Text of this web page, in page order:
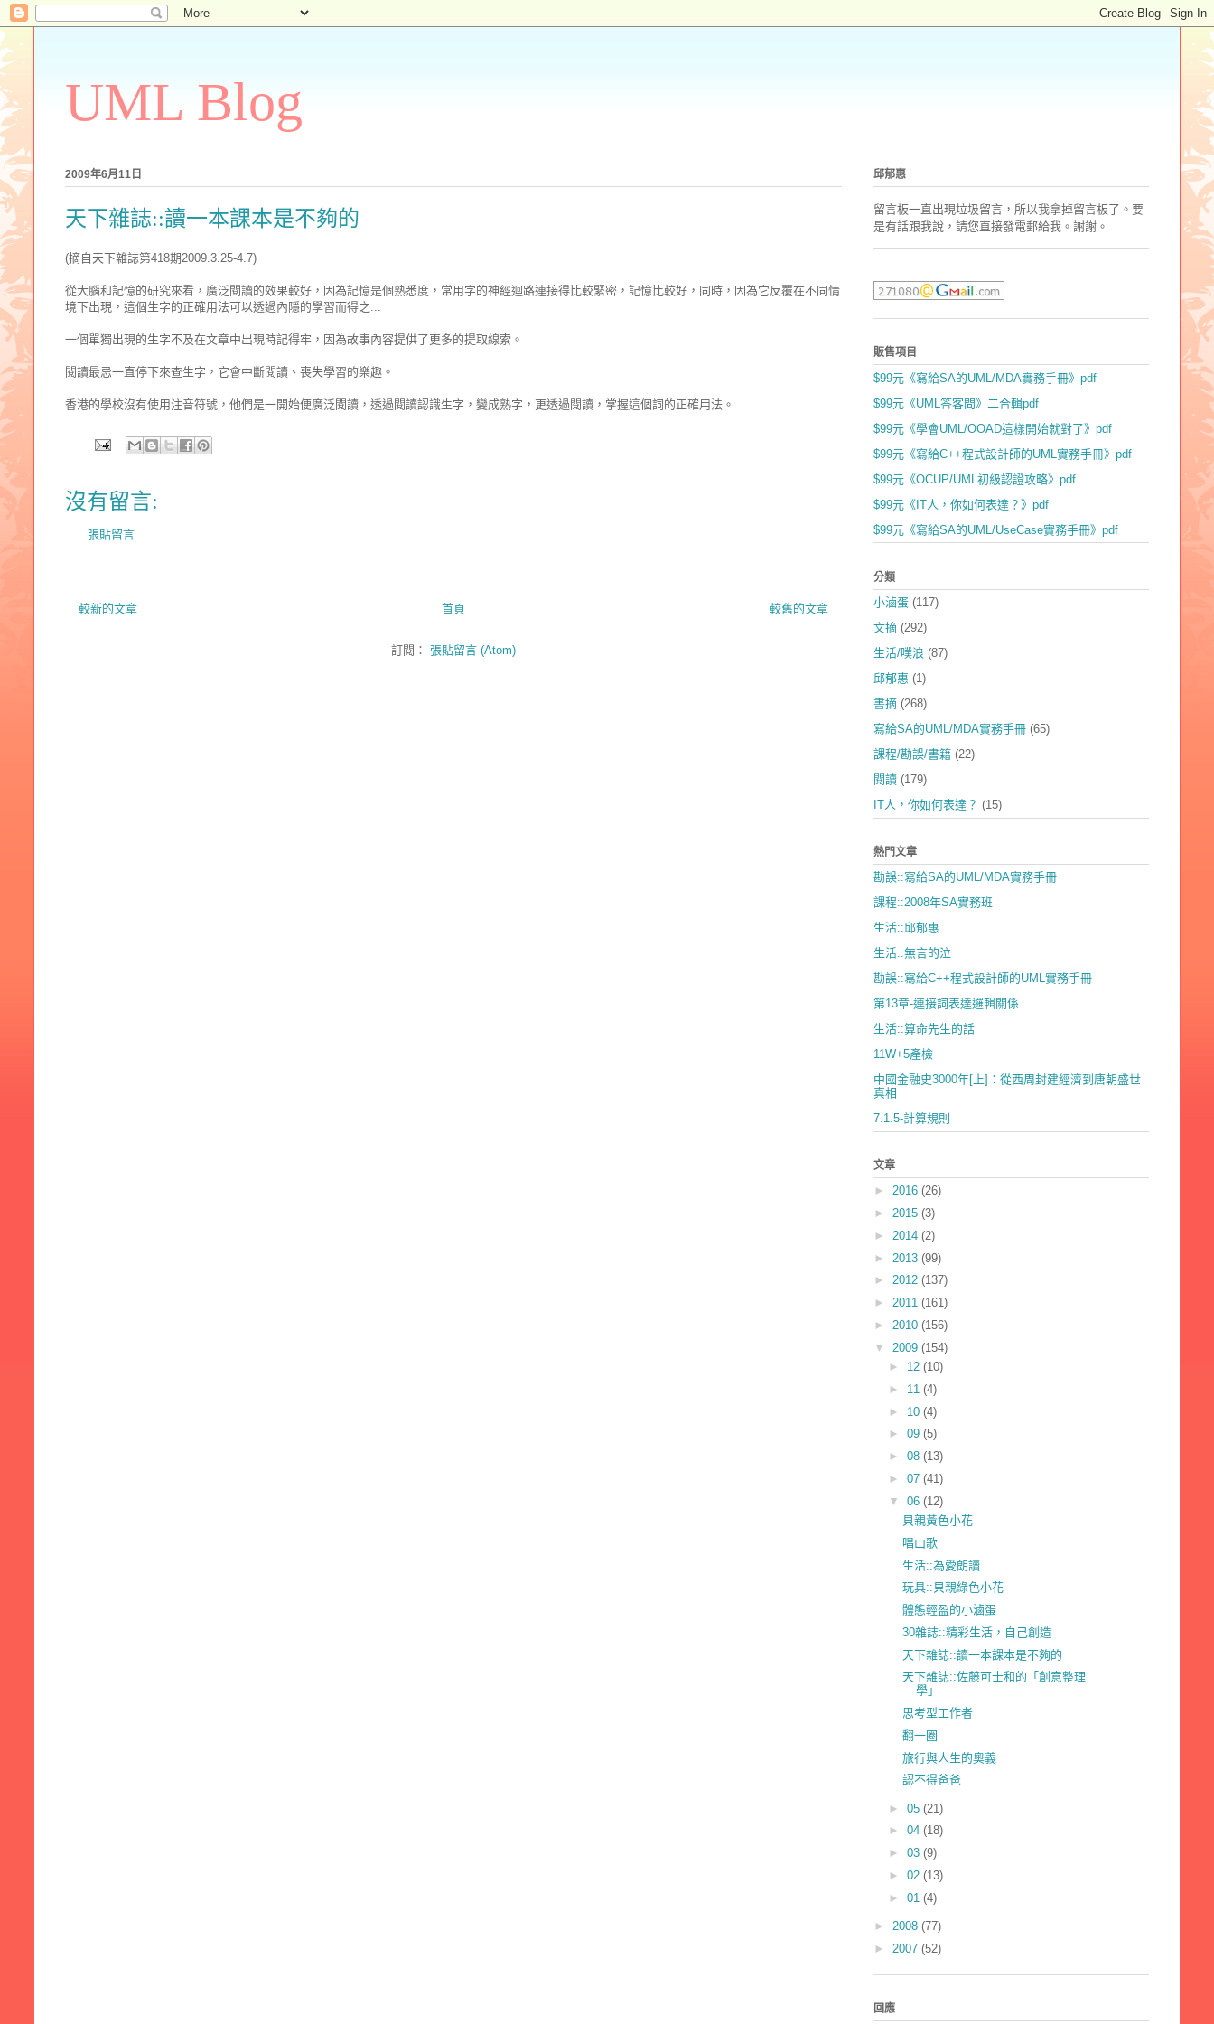
UML Blog
2009年6月11日
天下雜誌::讀一本課本是不夠的
(摘自天下雜誌第418期2009.3.25-4.7)
從大腦和記憶的研究來看，廣泛閱讀的效果較好，因為記憶是個熟悉度，常用字的神經迴路連接得比較緊密，記憶比較好，同時，因為它反覆在不同情
境下出現，這個生字的正確用法可以透過內隱的學習而得之...
一個單獨出現的生字不及在文章中出現時記得牢，因為故事內容提供了更多的提取線索。
閱讀最忌一直停下來查生字，它會中斷閱讀、喪失學習的樂趣。
香港的學校沒有使用注音符號，他們是一開始便廣泛閱讀，透過閱讀認識生字，變成熟字，更透過閱讀，掌握這個詞的正確用法。
沒有留言:
張貼留言
較新的文章 較舊的文章
首頁
訂閱： 張貼留言 (Atom)
邱郁惠
留言板一直出現垃圾留言，所以我拿掉留言板了。要
是有話跟我說，請您直接發電郵給我。謝謝。
販售項目
$99元《寫給SA的UML/MDA實務手冊》pdf
$99元《UML答客問》二合輯pdf
$99元《學會UML/OOAD這樣開始就對了》pdf
$99元《寫給C++程式設計師的UML實務手冊》pdf
$99元《OCUP/UML初級認證攻略》pdf
$99元《IT人，你如何表達？》pdf
$99元《寫給SA的UML/UseCase實務手冊》pdf
分類
小滷蛋 (117)
文摘 (292)
生活/噗浪 (87)
邱郁惠 (1)
書摘 (268)
寫給SA的UML/MDA實務手冊 (65)
課程/勘誤/書籍 (22)
閱讀 (179)
IT人，你如何表達？ (15)
熱門文章
勘誤::寫給SA的UML/MDA實務手冊
課程::2008年SA實務班
生活::邱郁惠
生活::無言的泣
勘誤::寫給C++程式設計師的UML實務手冊
第13章-連接詞表達邏輯關係
生活::算命先生的話
11W+5產檢
中國金融史3000年[上]：從西周封建經濟到唐朝盛世
真相
7.1.5-計算規則
文章
► 2016 (26)
► 2015 (3)
► 2014 (2)
► 2013 (99)
► 2012 (137)
► 2011 (161)
► 2010 (156)
▼ 2009 (154)
► 12 (10)
► 11 (4)
► 10 (4)
► 09 (5)
► 08 (13)
► 07 (41)
▼ 06 (12)
貝親黃色小花
唱山歌
生活::為愛朗讀
玩具::貝親綠色小花
體態輕盈的小滷蛋
30雜誌::精彩生活，自己創造
天下雜誌::讀一本課本是不夠的
天下雜誌::佐藤可士和的「創意整理
學」
思考型工作者
翻一圈
旅行與人生的奧義
認不得爸爸
► 05 (21)
► 04 (18)
► 03 (9)
► 02 (13)
► 01 (4)
► 2008 (77)
► 2007 (52)
回應